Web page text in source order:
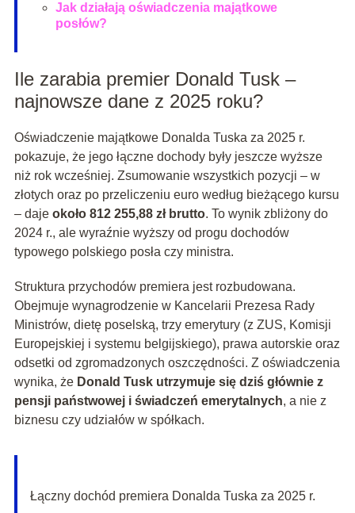
Jak działają oświadczenia majątkowe
posłów?
Ile zarabia premier Donald Tusk –
najnowsze dane z 2025 roku?
Oświadczenie majątkowe Donalda Tuska za 2025 r.
pokazuje, że jego łączne dochody były jeszcze wyższe
niż rok wcześniej. Zsumowanie wszystkich pozycji – w
złotych oraz po przeliczeniu euro według bieżącego kursu
– daje około 812 255,88 zł brutto. To wynik zbliżony do
2024 r., ale wyraźnie wyższy od progu dochodów
typowego polskiego posła czy ministra.
Struktura przychodów premiera jest rozbudowana.
Obejmuje wynagrodzenie w Kancelarii Prezesa Rady
Ministrów, dietę poselską, trzy emerytury (z ZUS, Komisji
Europejskiej i systemu belgijskiego), prawa autorskie oraz
odsetki od zgromadzonych oszczędności. Z oświadczenia
wynika, że Donald Tusk utrzymuje się dziś głównie z
pensji państwowej i świadczeń emerytalnych, a nie z
biznesu czy udziałów w spółkach.
Łączny dochód premiera Donalda Tuska za 2025 r.